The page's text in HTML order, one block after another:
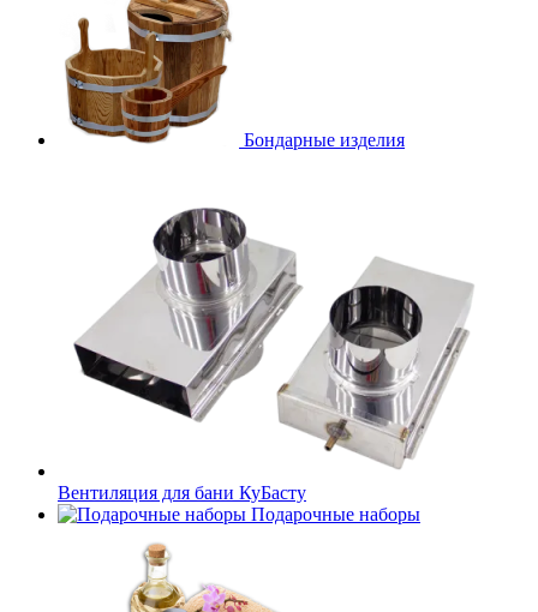
Бондарные изделия
Вентиляция для бани КуБасту
Подарочные наборы